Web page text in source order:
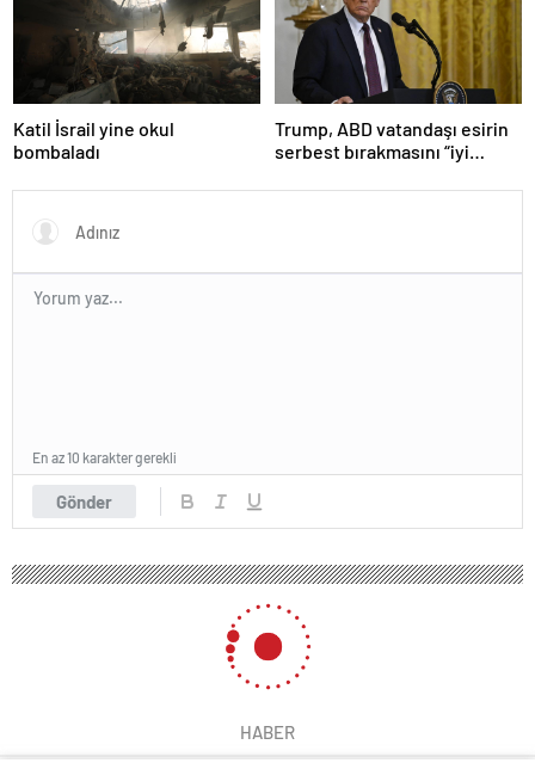
Katil İsrail yine okul
bombaladı
Trump, ABD vatandaşı esirin
serbest bırakmasını “iyi
olarak değerlendirdi
Gönder
En az 10 karakter gerekli
HABER